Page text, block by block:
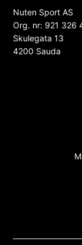
Nuten Sport AS
Org. nr: 921 326
Skulegata 13
4200 Sauda